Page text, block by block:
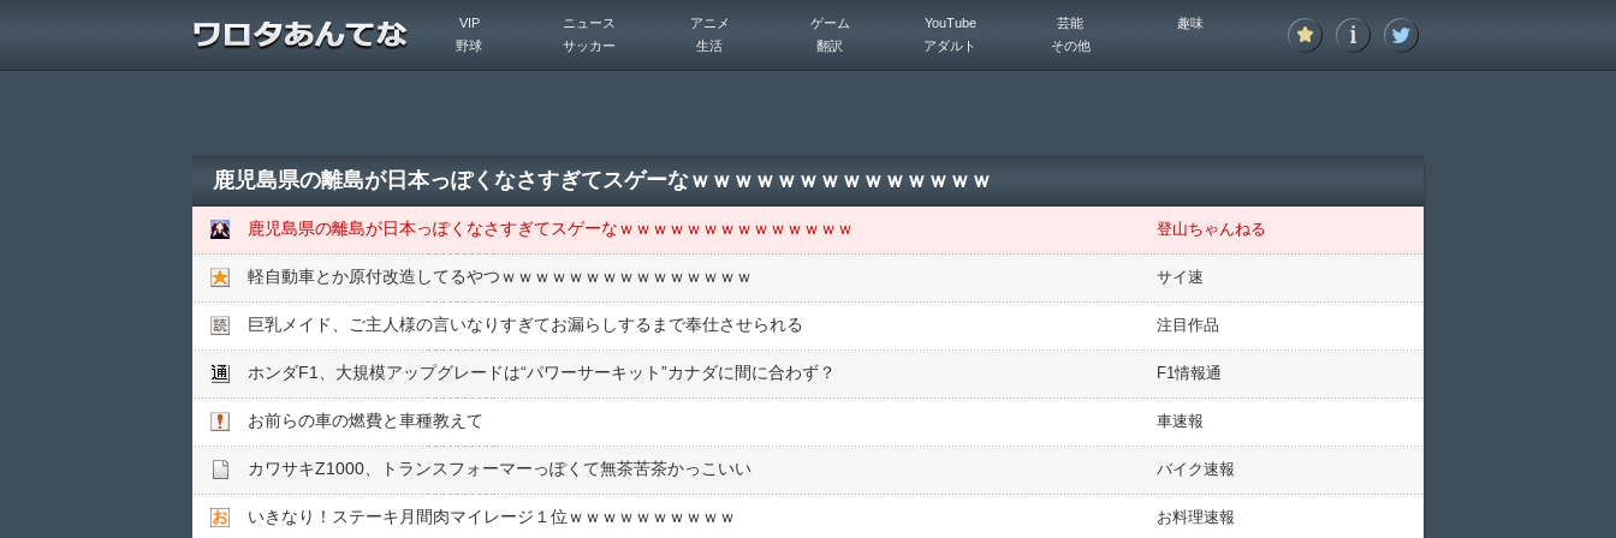
VIP ニュース アニメ ゲーム YouTube 芸能
趣味
野球
サッカー 生活 翻訳 アダルト その他
鹿児島県の離島が日本っぽくなさすぎてスゲーなｗｗｗｗｗｗｗｗｗｗｗｗｗｗ
鹿児島県の離島が日本っぽくなさすぎてスゲーなｗｗｗｗｗｗｗｗｗｗｗｗｗｗ 登山ちゃんねる
軽自動車とか原付改造してるやつｗｗｗｗｗｗｗｗｗｗｗｗｗｗｗ サイ速
巨乳メイド、ご主人様の言いなりすぎてお漏らしするまで奉仕させられる 注目作品
ホンダF1、大規模アップグレードは“パワーサーキット”カナダに間に合わず？ F1情報通
お前らの車の燃費と車種教えて 車速報
カワサキZ1000、トランスフォーマーっぽくて無茶苦茶かっこいい バイク速報
いきなり！ステーキ月間肉マイレージ１位ｗｗｗｗｗｗｗｗｗｗ お料理速報